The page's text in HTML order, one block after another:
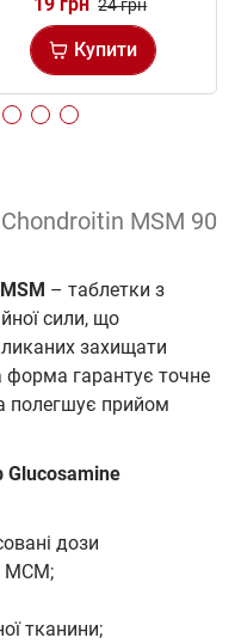
24 грн
Купити
MSM 90
– таблетки з
сили, що
захищати
форма гарантує точне
полегшує прийом
Glucosamine
дози
МСМ;
тканини;